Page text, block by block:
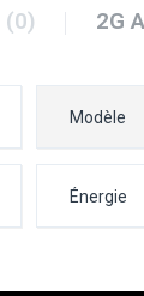
(0) 2G